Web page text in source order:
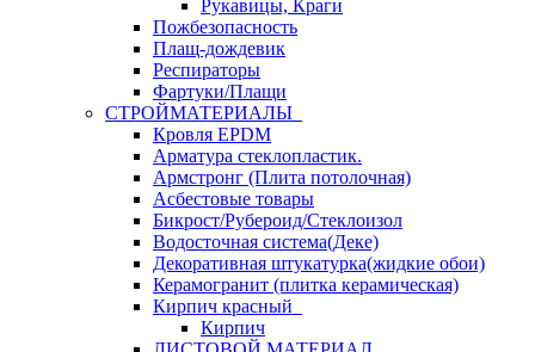
Рукавицы, Краги
Пожбезопасность
Плащ-дождевик
Респираторы
Фартуки/Плащи
СТРОЙМАТЕРИАЛЫ
Кровля ЕРDM
Арматура стеклопластик.
Армстронг (Плита потолочная)
Асбестовые товары
Бикрост/Рубероид/Стеклоизол
Водосточная система(Деке)
Декоративная штукатурка(жидкие обои)
Керамогранит (плитка керамическая)
Кирпич красный
Кирпич